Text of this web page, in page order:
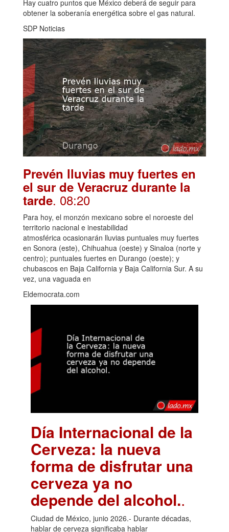
Hay cuatro puntos que México deberá de seguir para
obtener la soberanía energética sobre el gas natural.
SDP Noticias
Prevén lluvias muy fuertes en
el sur de Veracruz durante la
tarde. 08:20
Para hoy, el monzón mexicano sobre el noroeste del
territorio nacional e inestabilidad
atmosférica ocasionarán lluvias puntuales muy fuertes
en Sonora (este), Chihuahua (oeste) y Sinaloa (norte y
centro); puntuales fuertes en Durango (oeste); y
chubascos en Baja California y Baja California Sur. A su
vez, una vaguada en
Eldemocrata.com
Día Internacional de la
Cerveza: la nueva
forma de disfrutar una
cerveza ya no
depende del alcohol..
Ciudad de México, junio 2026.- Durante décadas,
hablar de cerveza significaba hablar